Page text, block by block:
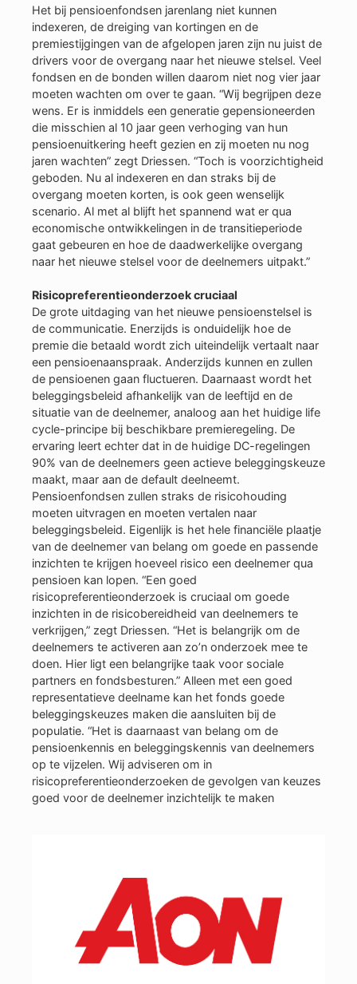
Het bij pensioenfondsen jarenlang niet kunnen
indexeren, de dreiging van kortingen en de
premiestijgingen van de afgelopen jaren zijn nu juist de
drivers voor de overgang naar het nieuwe stelsel. Veel
fondsen en de bonden willen daarom niet nog vier jaar
moeten wachten om over te gaan. “Wij begrijpen deze
wens. Er is inmiddels een generatie gepensioneerden
die misschien al 10 jaar geen verhoging van hun
pensioenuitkering heeft gezien en zij moeten nu nog
jaren wachten” zegt Driessen. “Toch is voorzichtigheid
geboden. Nu al indexeren en dan straks bij de
overgang moeten korten, is ook geen wenselijk
scenario. Al met al blijft het spannend wat er qua
economische ontwikkelingen in de transitieperiode
gaat gebeuren en hoe de daadwerkelijke overgang
naar het nieuwe stelsel voor de deelnemers uitpakt.”
Risicopreferentieonderzoek cruciaal
De grote uitdaging van het nieuwe pensioenstelsel is
de communicatie. Enerzijds is onduidelijk hoe de
premie die betaald wordt zich uiteindelijk vertaalt naar
een pensioenaanspraak. Anderzijds kunnen en zullen
de pensioenen gaan fluctueren. Daarnaast wordt het
beleggingsbeleid afhankelijk van de leeftijd en de
situatie van de deelnemer, analoog aan het huidige life
cycle-principe bij beschikbare premieregeling. De
ervaring leert echter dat in de huidige DC-regelingen
90% van de deelnemers geen actieve beleggingskeuze
maakt, maar aan de default deelneemt.
Pensioenfondsen zullen straks de risicohouding
moeten uitvragen en moeten vertalen naar
beleggingsbeleid. Eigenlijk is het hele financiële plaatje
van de deelnemer van belang om goede en passende
inzichten te krijgen hoeveel risico een deelnemer qua
pensioen kan lopen. “Een goed
risicopreferentieonderzoek is cruciaal om goede
inzichten in de risicobereidheid van deelnemers te
verkrijgen,” zegt Driessen. “Het is belangrijk om de
deelnemers te activeren aan zo’n onderzoek mee te
doen. Hier ligt een belangrijke taak voor sociale
partners en fondsbesturen.” Alleen met een goed
representatieve deelname kan het fonds goede
beleggingskeuzes maken die aansluiten bij de
populatie. “Het is daarnaast van belang om de
pensioenkennis en beleggingskennis van deelnemers
op te vijzelen. Wij adviseren om in
risicopreferentieonderzoeken de gevolgen van keuzes
goed voor de deelnemer inzichtelijk te maken